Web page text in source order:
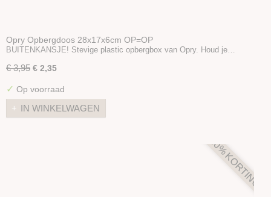
Opry Opbergdoos 28x17x6cm OP=OP
BUITENKANSJE! Stevige plastic opbergbox van Opry. Houd je…
€ 3,95 € 2,35
✓ Op voorraad
IN WINKELWAGEN
40% KORTING